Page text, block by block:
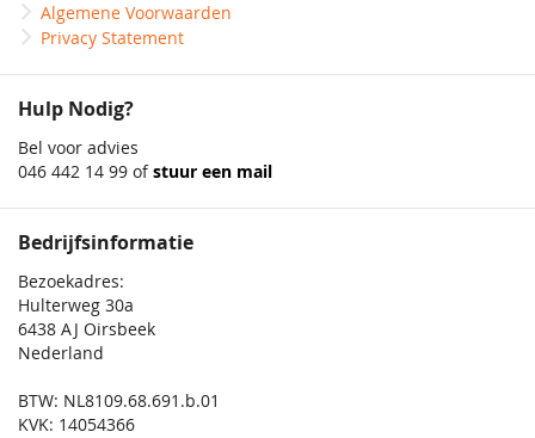
Algemene Voorwaarden
Privacy Statement
Hulp Nodig?
Bel voor advies
046 442 14 99 ofstuur een mail
Bedrijfsinformatie
Bezoekadres:
Hulterweg 30a
6438 AJ Oirsbeek
Nederland
BTW: NL8109.68.691.b.01
KVK: 14054366